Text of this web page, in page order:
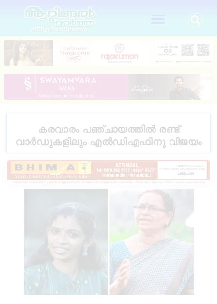
കരവാരം പഞ്ചായത്തിൽ രണ്ട്
വാർഡുകളിലും എൽഡിഎഫിനു വിജയം